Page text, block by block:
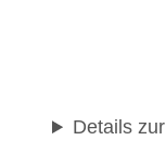
Details